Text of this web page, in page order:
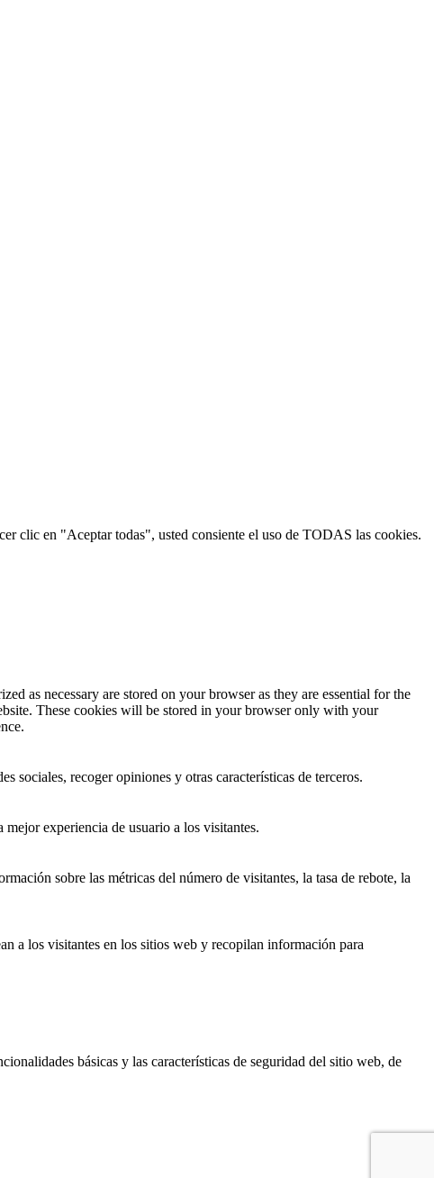
clic en "Aceptar todas", usted consiente el uso de TODAS las cookies.
as necessary are stored on your browser as they are essential for the
These cookies will be stored in your browser only with your
sociales, recoger opiniones y otras características de terceros.
experiencia de usuario a los visitantes.
sobre las métricas del número de visitantes, la tasa de rebote, la
a los visitantes en los sitios web y recopilan información para
básicas y las características de seguridad del sitio web, de